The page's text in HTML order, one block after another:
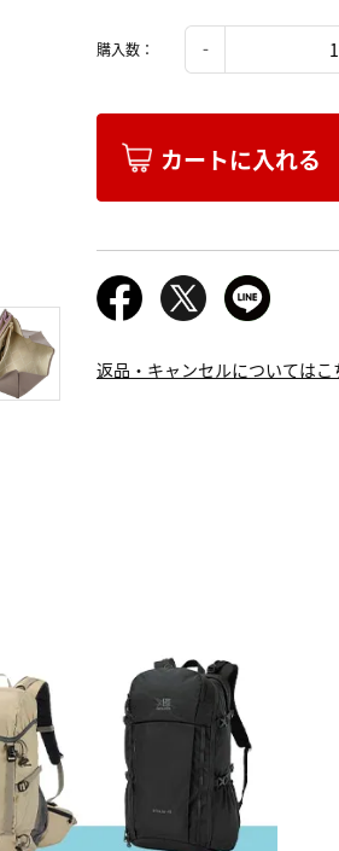
購入数：
カートに入れる
返品・キャンセルについてはこ